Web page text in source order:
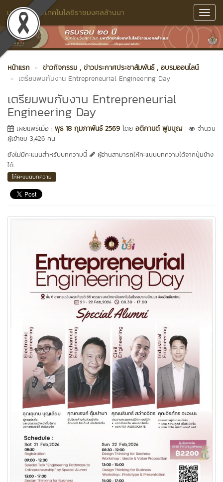
มหาวิทยาลัยเทคโนโลยีราชมงคลล้านนา
หน้าแรก ข่าวกิจกรรม , ข่าวประกาศประชาสัมพันธ์ , อบรมออนไลน์
เตรียมพบกับงาน Entrepreneurial Engineering Day
เตรียมพบกับงาน Entrepreneurial
Engineering Day
เผยแพร่เมื่อ : พุธ 18 กุมภาพันธ์ 2569 โดย อติกานต์ ฟูมบุญ
จำนวน
ผู้เข้าชม 3,426 คน
ยังไม่มีคะแนนสำหรับบทความนี้
ผู้อ่านสามารถให้คะแนนบทความได้จากปุ่มข้าง
ใต้
ให้คะแนนบทความ